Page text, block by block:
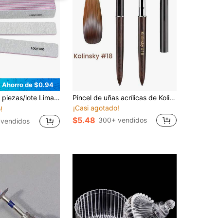
Ahorro de $0.94
de uñas gris 100/180 cuadrada recta para manicura, lima de lijado para uñas, removedor de esmalte de gel UV, herramienta de cuidado de uñas
Pincel de uñas acrílicas de Kolinsky, talla 8-18, pincel de uñas acrílicas de Kolinsky de alta calidad de sándalo, pincel de uñas acrílicas, pincel de uñas acrílicas de Kolinsky, pincel de polvo acrílico
¡Casi agotado!
$5.48 300+ vendidos